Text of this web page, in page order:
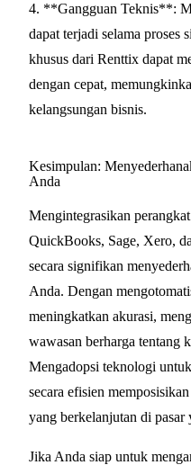
4. **Gangguan Teknis**:
dapat terjadi selama
khusus dari Renttix dapat
dengan cepat,
kelangsungan bisnis.
Kesimpulan:
Anda
Mengintegrasikan
QuickBooks, Sage, Xero,
secara signifikan
Anda. Dengan
meningkatkan akurasi,
wawasan berharga tentang
Mengadopsi teknologi
secara efisien
yang berkelanjutan di
Jika Anda siap untuk